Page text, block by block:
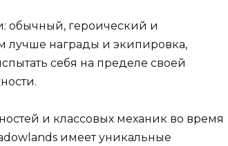
обычный, героический и
лучше награды и экипировка,
себя на пределе своей
и классовых механик во время
имеет уникальные